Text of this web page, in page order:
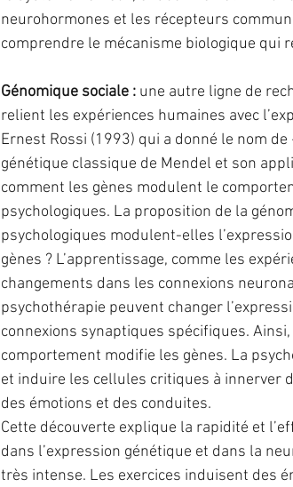
neurohormones et les récepteurs
comprendre le mécanisme biologique qui
Génomique sociale : une autre ligne de
relient les expériences humaines avec
Ernest Rossi (1993) qui a donné le nom
génétique classique de Mendel et son
comment les gènes modulent le
psychologiques. La proposition de la
psychologiques modulent-elles
gènes ? L’apprentissage, comme les
changements dans les connexions
psychothérapie peuvent changer
connexions synaptiques spécifiques.
comportement modifie les gènes. La
et induire les cellules critiques à innerver
des émotions et des conduites.
Cette découverte explique la rapidité et
dans l’expression génétique et dans la
très intense. Les exercices induisent des